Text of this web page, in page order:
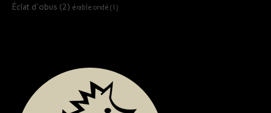
Éclat d'obus (2) érable ondé (1)